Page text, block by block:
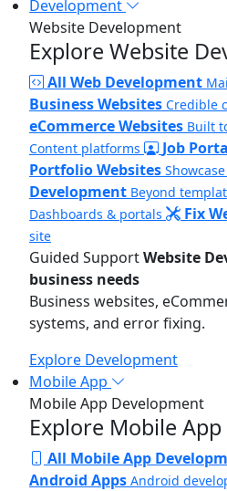
Development
Website Development
Explore Website
All Web Development
Business Websites Credible
eCommerce Websites Built
Content platforms Job
Portfolio Websites
Development Beyond
Dashboards & portals Fix
site
Guided SupportWebsite
business needs
Business websites,
systems, and error fixing.
Explore Development
Mobile App
Mobile App Development
Explore Mobile
All Mobile App
Android Apps Android